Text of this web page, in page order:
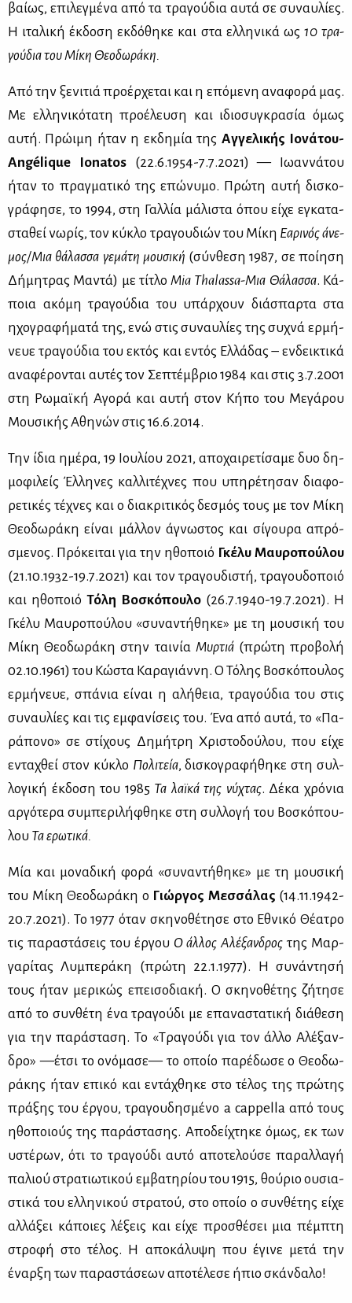
βαί­ως, επι­λεγ­μέ­να από τα τρα­γού­δια αυ­τά σε συ­ναυ­λί­ες.
Η ιτα­λι­κή έκ­δο­ση εκ­δό­θη­κε και στα ελ­λη­νι­κά ως 10 τρα­
γού­δια του Μί­κη Θε­ο­δω­ρά­κη.
Από την ξε­νι­τιά προ­έρ­χε­ται και η επό­με­νη ανα­φο­ρά μας.
Με ελ­λη­νι­κό­τα­τη προ­έ­λευ­ση και ιδιο­συ­γκρα­σία όμως
αυ­τή. Πρώ­ι­μη ήταν η εκ­δη­μία της Αγ­γε­λι­κής Ιο­νά­του-
Angélique
Ionatos(22.6.1954-7.7.2021) — Ιω­αν­νά­του
ήταν το πραγ­μα­τι­κό της επώ­νυ­μο. Πρώ­τη αυ­τή δι­σκο­
γρά­φη­σε, το 1994, στη Γαλ­λία μά­λι­στα όπου εί­χε εγκα­τα­
στα­θεί νω­ρίς, τον κύ­κλο τρα­γου­διών του Μί­κη Εα­ρι­νός άνε­
μος/Μια θά­λασ­σα γε­μά­τη μου­σι­κή (σύν­θε­ση 1987, σε ποί­η­ση
Δή­μη­τρας Μα­ντά) με τί­τλοMia Thalassa-Μια Θά­λασ­σα. Κά­
ποια ακό­μη τρα­γού­δια του υπάρ­χουν διά­σπαρ­τα στα
ηχο­γρα­φή­μα­τά της, ενώ στις συ­ναυ­λί­ες της συ­χνά ερ­μή­
νευε τρα­γού­δια του εκτός και εντός Ελ­λά­δας – εν­δει­κτι­κά
ανα­φέ­ρο­νται αυ­τές τον Σε­πτέμ­βριο 1984 και στις 3.7.2001
στη Ρω­μαϊ­κή Αγο­ρά και αυ­τή στον Κή­πο του Με­γά­ρου
Μου­σι­κής Αθη­νών στις 16.6.2014.
Την ίδια ημέ­ρα, 19 Ιου­λί­ου 2021, απο­χαι­ρε­τί­σα­με δυο δη­
μο­φι­λείς Έλ­λη­νες καλ­λι­τέ­χνες που υπη­ρέ­τη­σαν δια­φο­
ρε­τι­κές τέ­χνες και ο δια­κρι­τι­κός δε­σμός τους με τον Μί­κη
Θε­ο­δω­ρά­κη εί­ναι μάλ­λον άγνω­στος και σί­γου­ρα απρό­
σμε­νος. Πρό­κει­ται για την ηθο­ποιό Γκέ­λυ Μαυ­ρο­πού­λου
(21.10.1932-19.7.2021) και τον τρα­γου­δι­στή, τρα­γου­δο­ποιό
και ηθο­ποιό Τό­λη Βο­σκό­που­λο (26.7.1940-19.7.2021). Η
Γκέ­λυ Μαυ­ρο­πού­λου «συ­να­ντή­θη­κε» με τη μου­σι­κή του
Μί­κη Θε­ο­δω­ρά­κη στην ται­νία Μυρ­τιά(πρώ­τη προ­βο­λή
02.10.1961) του Κώ­στα Κα­ρα­γιάν­νη. Ο Τό­λης Βο­σκό­που­λος
ερ­μή­νευε, σπά­νια εί­ναι η αλή­θεια, τρα­γού­δια του στις
συ­ναυ­λί­ες και τις εμ­φα­νί­σεις του. Ένα από αυ­τά, το «Πα­
ρά­πο­νο» σε στί­χους Δη­μή­τρη Χρι­στο­δού­λου, που εί­χε
εντα­χθεί στον κύ­κλο Πο­λι­τεία, δι­σκο­γρα­φή­θη­κε στη συλ­
λο­γι­κή έκ­δο­ση του 1985 Τα λαϊ­κά της νύ­χτας. Δέ­κα χρό­νια
αρ­γό­τε­ρα συ­μπε­ρι­λή­φθη­κε στη συλ­λο­γή του Βο­σκό­που­
λου Τα ερω­τι­κά.
Μία και μο­να­δι­κή φο­ρά «συ­να­ντή­θη­κε» με τη μου­σι­κή
του Μί­κη Θε­ο­δω­ρά­κη ο Γιώρ­γος Μεσ­σά­λας (14.11.1942-
20.7.2021). Το 1977 όταν σκη­νο­θέ­τη­σε στο Εθνι­κό Θέ­α­τρο
τις πα­ρα­στά­σεις του έρ­γου Ο άλ­λος Αλέ­ξαν­δρος της Μαρ­
γα­ρί­τας Λυ­μπε­ρά­κη (πρώ­τη 22.1.1977). Η συ­νά­ντη­σή
τους ήταν με­ρι­κώς επει­σο­δια­κή. Ο σκη­νο­θέ­της ζή­τη­σε
από το συν­θέ­τη ένα τρα­γού­δι με επα­να­στα­τι­κή διά­θε­ση
για την πα­ρά­στα­ση. Το «Τρα­γού­δι για τον άλ­λο Αλέ­ξαν­
δρο» —έτσι το ονό­μα­σε— το οποίο πα­ρέ­δω­σε ο Θε­ο­δω­
ρά­κης ήταν επι­κό και εντά­χθη­κε στο τέ­λος της πρώ­της
πρά­ξης του έρ­γου, τρα­γου­δη­σμέ­νο a cappella από τους
ηθο­ποιούς της πα­ρά­στα­σης. Απο­δεί­χτη­κε όμως, εκ των
υστέ­ρων, ότι το τρα­γού­δι αυ­τό απο­τε­λού­σε πα­ραλ­λα­γή
πα­λιού στρα­τιω­τι­κού εμ­βα­τη­ρί­ου του 1915, θού­ριο ου­σια­
στι­κά του ελ­λη­νι­κού στρα­τού, στο οποίο ο συν­θέ­της εί­χε
αλ­λά­ξει κά­ποιες λέ­ξεις και εί­χε προ­σθέ­σει μια πέμ­πτη
στρο­φή στο τέ­λος. Η απο­κά­λυ­ψη που έγι­νε με­τά την
έναρ­ξη των πα­ρα­στά­σε­ων απο­τέ­λε­σε ήπιο σκάν­δα­λο!